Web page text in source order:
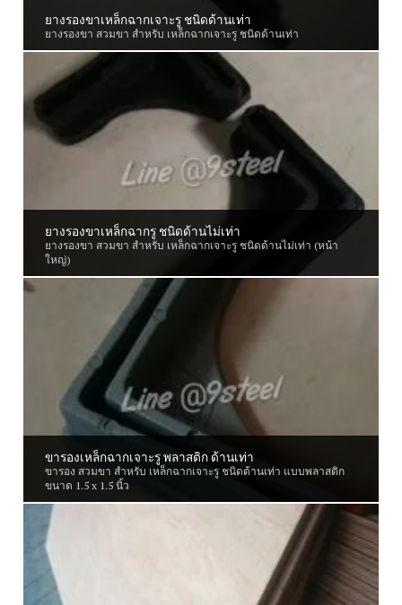
ยางรองขาเหล็กฉากเจาะรู ชนิดด้านเท่า
ยางรองขา สวมขา สำหรับ เหล็กฉากเจาะรู ชนิดด้านเท่า
ยางรองขาเหล็กฉากรู ชนิดด้านไม่เท่า
ยางรองขา สวมขา สำหรับ เหล็กฉากเจาะรู ชนิดด้านไม่เท่า (หน้า
ใหญ่)
ขารองเหล็กฉากเจาะรู พลาสติก ด้านเท่า
ขารอง สวมขา สำหรับ เหล็กฉากเจาะรู ชนิดด้านเท่า แบบพลาสติก
ขนาด 1.5 x 1.5 นิ้ว